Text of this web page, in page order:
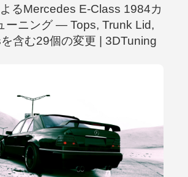
るMercedes E-Class 1984カ
ーニング — Tops, Trunk Lid,
含む29個の変更 | 3DTuning